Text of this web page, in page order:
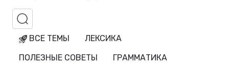
ВСЕ ТЕМЫ
ЛЕКСИКА
ПОЛЕЗНЫЕ СОВЕТЫ
ГРАММАТИКА